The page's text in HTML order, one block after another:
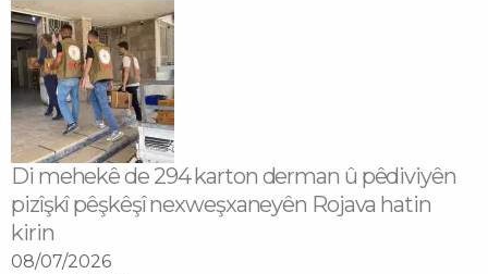
Di mehekê de 294 karton derman û pêdiviyên
pizîşkî pêşkêşî nexweşxaneyên Rojava hatin
kirin
08/07/2026